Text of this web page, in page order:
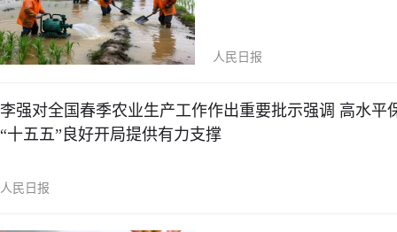
人民日报
李强对全国春季农业生产工作作出重要批示强调 高水
“十五五”良好开局提供有力支撑
人民日报